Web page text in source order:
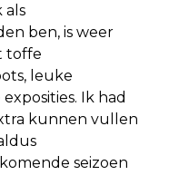
als
ben, is weer
toffe
leuke
Ik had
kunnen vullen
seizoen